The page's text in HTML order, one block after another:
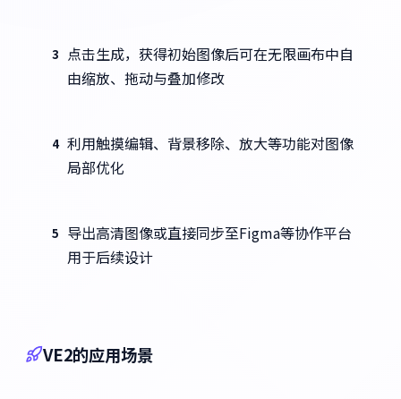
3
点击生成，获得初始图像后可在无限画布中自
由缩放、拖动与叠加修改
4 利用触摸编辑、背景移除、放大等功能对图像
局部优化
5 导出高清图像或直接同步至Figma等协作平台
用于后续设计
VE2的应用场景